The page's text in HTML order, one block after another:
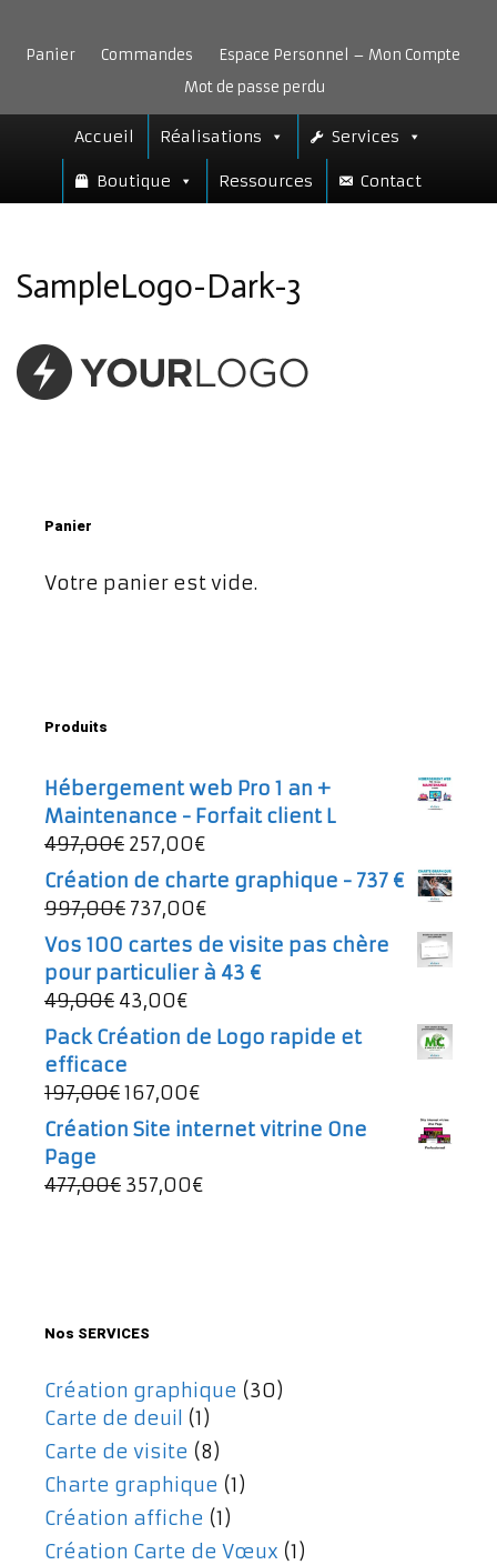
contenu
Panier Commandes
Espace Personnel – Mon Compte
Mot de passe perdu
Accueil Réalisations Services
Boutique Ressources Contact
SampleLogo-Dark-3
Panier
Votre panier est vide.
Produits
Hébergement web Pro 1 an +
Maintenance - Forfait client L
497,00€ Le
prix
initial
était :
497,00€.
257,00€Le
prix
actuel
257,00€.
Création de charte graphique - 737 €
997,00€ Le
prix
initial
était :
997,00€.
737,00€Le
prix
actuel
Vos 100 cartes de visite pas chère
pour particulier à 43 €
49,00€ Le
prix
initial
était :
49,00€.
43,00€Le
prix
actuel
est :
Pack Création de Logo rapide et
efficace
197,00€Le
prix
était :
197,00€.
167,00€Le
prix
est :
Création Site internet vitrine One
Page
477,00€ Le
357,00€Le
Nos SERVICES
Création graphique (30)
Carte de deuil (1)
Carte de visite (8)
Charte graphique (1)
Création affiche (1)
Création Carte de Vœux (1)